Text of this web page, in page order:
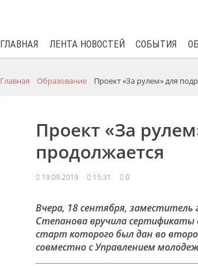
ГЛАВНАЯ ЛЕНТА НОВОСТЕЙ СОБЫТИЯ
Главная Образование Проект «За рулем» для
Проект «За
продолжается
19.09.2019 15:31 0
Вчера, 18 сентября, заместитель
Степанова вручила
старт которого был дан во
совместно с Управлением